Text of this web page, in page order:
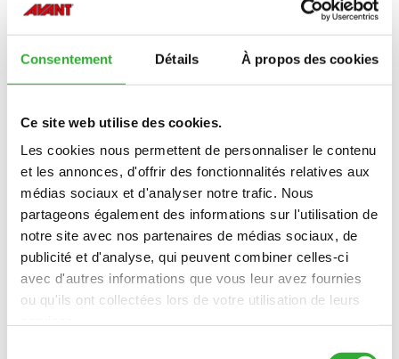
Consentement Détails À propos des cookies
Ce site web utilise des cookies.
Les cookies nous permettent de personnaliser le contenu
et les annonces, d'offrir des fonctionnalités relatives aux
médias sociaux et d'analyser notre trafic. Nous
partageons également des informations sur l'utilisation de
notre site avec nos partenaires de médias sociaux, de
publicité et d'analyse, qui peuvent combiner celles-ci
avec d'autres informations que vous leur avez fournies
ou qu'ils ont collectées lors de votre utilisation de leurs
MODÈLES COMPATIBLES
MODÈLE compatible adaptable Incompatible
220
Incompatible
225
Incompatible
225LPG
Incompatible
313S
Incompatible
320S
Incompatible
320S+
Incompatible
420
Incompatible
423
Incompatible
520
Incompatible
523
Incompatible
525LPG
Incompatible
528
Incompatible
530
Incompatible
630
adaptable
635
adaptable
635i
compatible
640
adaptable
640i
compatible
645i
compatible
650i
compatible
735
adaptable
735i
compatible
745
compatible
750
compatible
755i
compatible
760i
compatible
845
compatible
850
compatible
855i
compatible
860i
compatible
R20
Incompatible
R28
Incompatible
R35
adaptableIncompatible
e513
Incompatible
e527
Incompatible
Incompatible